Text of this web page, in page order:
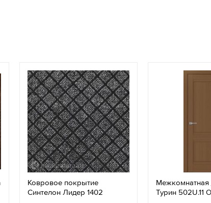
Ковровое покрытие
Синтелон Лидер 1402
Межкомнатная
Турин 502U.11